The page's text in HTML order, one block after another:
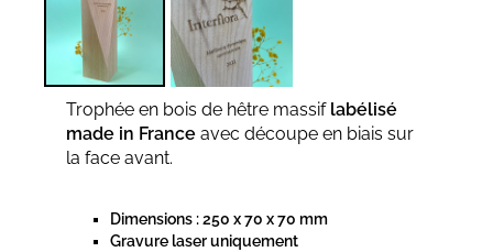
Trophée en bois de hêtre massif labélisé
made in France avec découpe en biais sur
la face avant.
Dimensions : 250 x 70 x 70 mm
Gravure laser uniquement